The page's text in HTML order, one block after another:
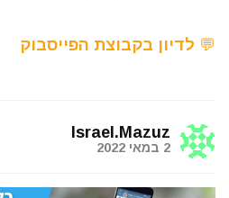
💬 לדיון בקבוצת הפייסבוק
Israel.Mazuz
2 במאי 2022